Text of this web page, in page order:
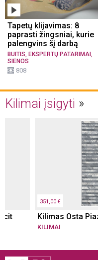
Tapetų klijavimas: 8
paprasti žingsniai, kurie
palengvins šį darbą
BUITIS, EKSPERTŲ PATARIMAI ,
SIENOS
808
Kilimai įsigyti
351,00 €
Kilimas Osta
KILIMAI